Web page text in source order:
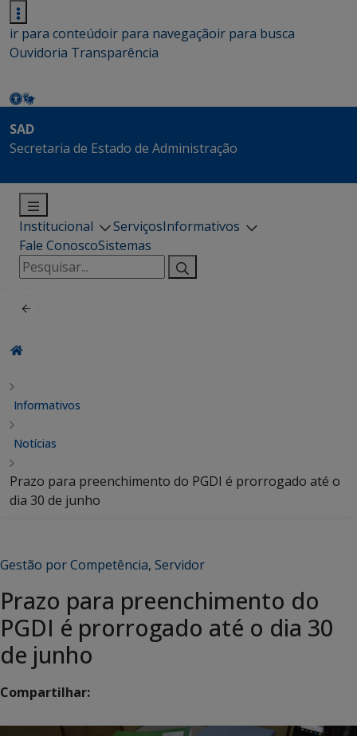
ir para conteúdoir para navegaçãoir para busca
Ouvidoria Transparência
SAD
Secretaria de Estado de Administração
Institucional ServiçosInformativos
Fale ConoscoSistemas
Pesquisar
por:
Informativos
Notícias
Prazo para preenchimento do PGDI é prorrogado até o
dia 30 de junho
Gestão por Competência, Servidor
Prazo para preenchimento do
PGDI é prorrogado até o dia 30
de junho
Compartilhar: